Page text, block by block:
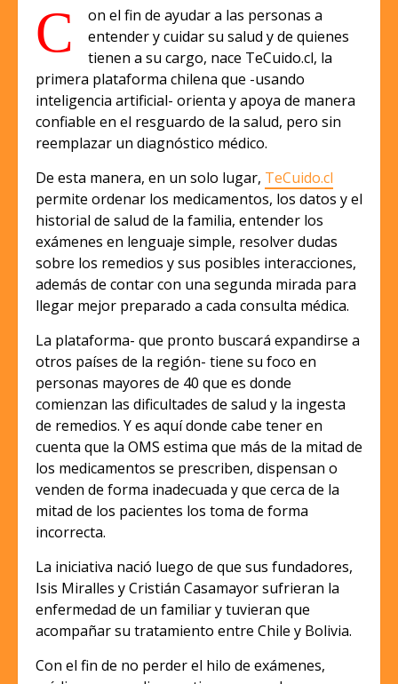
C
on el fin de ayudar a las personas a
entender y cuidar su salud y de quienes
tienen a su cargo, nace TeCuido.cl, la
primera plataforma chilena que -usando
inteligencia artificial- orienta y apoya de manera
confiable en el resguardo de la salud, pero sin
reemplazar un diagnóstico médico.
De esta manera, en un solo lugar, TeCuido.cl
permite ordenar los medicamentos, los datos y el
historial de salud de la familia, entender los
exámenes en lenguaje simple, resolver dudas
sobre los remedios y sus posibles interacciones,
además de contar con una segunda mirada para
llegar mejor preparado a cada consulta médica.
La plataforma- que pronto buscará expandirse a
otros países de la región- tiene su foco en
personas mayores de 40 que es donde
comienzan las dificultades de salud y la ingesta
de remedios. Y es aquí donde cabe tener en
cuenta que la OMS estima que más de la mitad de
los medicamentos se prescriben, dispensan o
venden de forma inadecuada y que cerca de la
mitad de los pacientes los toma de forma
incorrecta.
La iniciativa nació luego de que sus fundadores,
Isis Miralles y Cristián Casamayor sufrieran la
enfermedad de un familiar y tuvieran que
acompañar su tratamiento entre Chile y Bolivia.
Con el fin de no perder el hilo de exámenes,